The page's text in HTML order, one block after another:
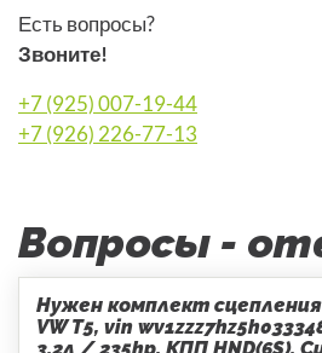
Есть вопросы?
Звоните!
+7 (925) 007-19-44
+7 (926) 226-77-13
Вопросы -
Нужен комплект
VW T5, vin